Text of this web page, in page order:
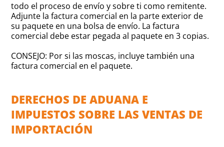
todo el proceso de envío y sobre ti como remitente.
Adjunte la factura comercial en la parte exterior de
su paquete en una bolsa de envío. La factura
comercial debe estar pegada al paquete en 3 copias.
CONSEJO: Por si las moscas, incluye también una
factura comercial en el paquete.
DERECHOS DE ADUANA E
IMPUESTOS SOBRE LAS VENTAS DE
IMPORTACIÓN